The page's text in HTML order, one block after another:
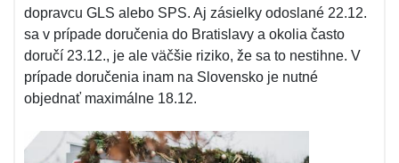
dopravcu GLS alebo SPS. Aj zásielky odoslané 22.12.
sa v prípade doručenia do Bratislavy a okolia často
doručí 23.12., je ale väčšie riziko, že sa to nestihne. V
prípade doručenia inam na Slovensko je nutné
objednať maximálne 18.12.